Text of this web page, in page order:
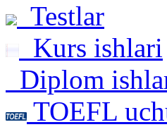
Testlar
Kurs ishlari
Diplom
TOEFL